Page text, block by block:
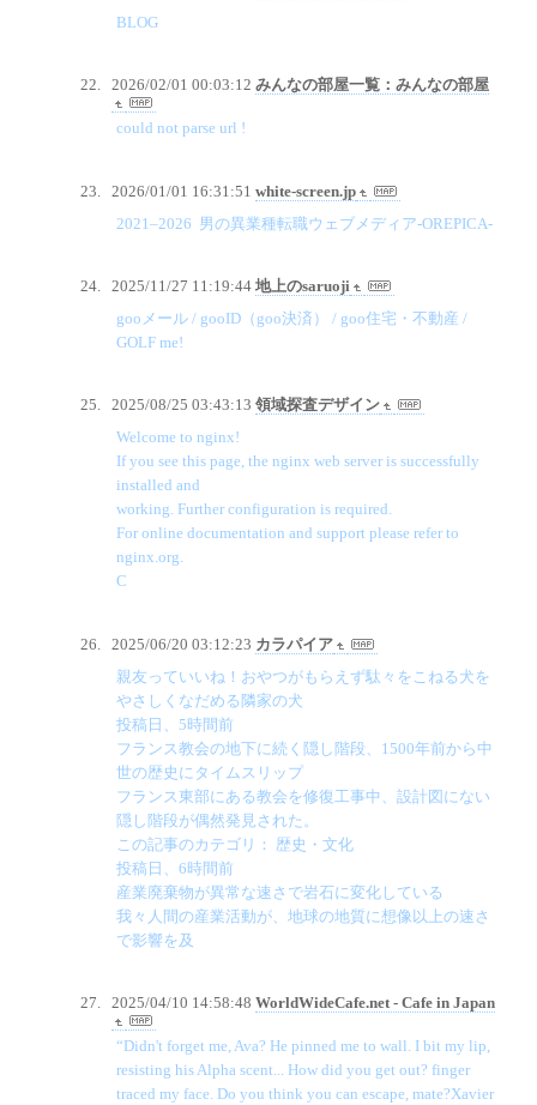
BLOG
2026/02/01 00:03:12 みんなの部屋一覧：みんなの部屋
could not parse url !
2026/01/01 16:31:51 white-screen.jp
2021–2026 男の異業種転職ウェブメディア-OREPICA-
2025/11/27 11:19:44 地上のsaruoji
gooメール / gooID（goo決済） / goo住宅・不動産 /
GOLF me!
2025/08/25 03:43:13 領域探査デザイン
Welcome to nginx!
If you see this page, the nginx web server is successfully
installed and
working. Further configuration is required.
For online documentation and support please refer to
nginx.org.
C
2025/06/20 03:12:23 カラパイア
親友っていいね！おやつがもらえず駄々をこねる犬を
やさしくなだめる隣家の犬
投稿日、5時間前
フランス教会の地下に続く隠し階段、1500年前から中
世の歴史にタイムスリップ
フランス東部にある教会を修復工事中、設計図にない
隠し階段が偶然発見された。
この記事のカテゴリ： 歴史・文化
投稿日、6時間前
産業廃棄物が異常な速さで岩石に変化している
我々人間の産業活動が、地球の地質に想像以上の速さ
で影響を及
2025/04/10 14:58:48 WorldWideCafe.net - Cafe in Japan
“Didn't forget me, Ava? He pinned me to wall. I bit my lip,
resisting his Alpha scent... How did you get out? finger
traced my face. Do you think you can escape, mate?Xavier